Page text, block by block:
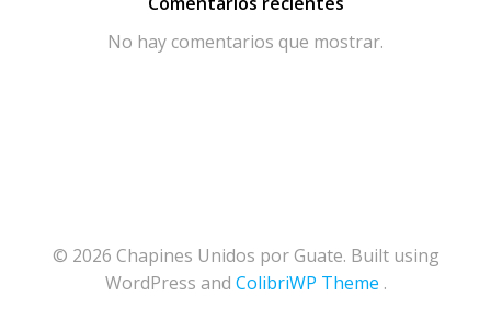
No hay comentarios que mostrar.
© 2026 Chapines Unidos por Guate. Built using
WordPress and ColibriWP Theme .